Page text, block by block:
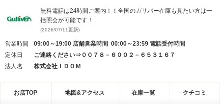
無料電話は24時間ご案内！！全国のガリバー在庫も見たい方は一
括照会が可能です！
(2026/07/11更新)
営業時間
09:00～19:00 店舗営業時間 00:00～23:59 電話受付時間
定休日
ご連絡ください⇒００７８－６００２－６５３１６７
法人名
株式会社ＩＤＯＭ
お店TOP 地図&アクセス 在庫一覧 クチコミ